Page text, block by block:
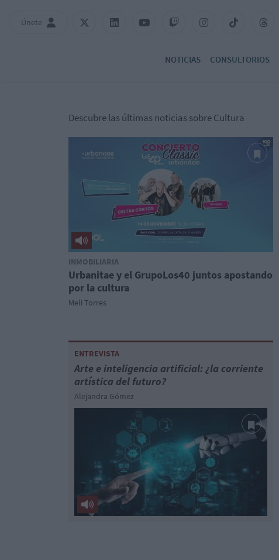
Únete
NOTICIAS CONSULTORIOS
Descubre las últimas noticias sobre Cultura
INMOBILIARIA
Urbanitae y el GrupoLos40 juntos apostando
por la cultura
Meli Torres
ENTREVISTA
Arte e inteligencia artificial: ¿la corriente
artística del futuro?
Alejandra Gómez